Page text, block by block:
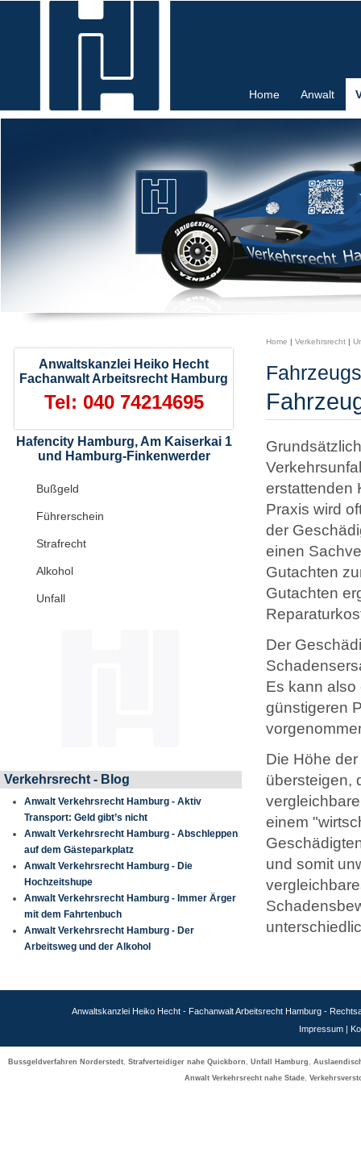
Home Anwalt
Anwaltskanzlei Heiko Hecht
Fachanwalt Arbeitsrecht Hamburg
Tel: 040 74214695
Hafencity Hamburg, Am Kaiserkai 1
und Hamburg-Finkenwerder
Bußgeld
Führerschein
Strafrecht
Alkohol
Unfall
Verkehrsrecht - Blog
Anwalt Verkehrsrecht Hamburg - Aktiv
Transport: Geld gibt’s nicht
Anwalt Verkehrsrecht Hamburg - Abschleppen
auf dem Gästeparkplatz
Anwalt Verkehrsrecht Hamburg - Die
Hochzeitshupe
Anwalt Verkehrsrecht Hamburg - Immer Ärger
mit dem Fahrtenbuch
Anwalt Verkehrsrecht Hamburg - Der
Arbeitsweg und der Alkohol
Home | Verkehrsrecht |
erstattenden
Praxis wird
der
einen
Gutachten
Gutachten
Der
Es kann also
günstigeren
Die Höhe
übersteigen,
einem
und somit
Anwaltskanzlei Heiko Hecht - Fachanwalt Arbeitsrecht Hamburg -
Impressum|
Bussgeldverfahren Norderstedt, Strafverteidiger nahe Quickborn, Unfall Hamburg,
Anwalt Verkehrsrecht nahe Stade,